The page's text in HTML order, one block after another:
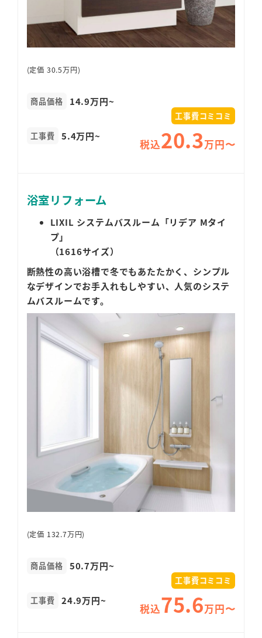
(定価 30.5万円)
商品価格 14.9万円~
工事費 5.4万円~
工事費コミコミ
税込20.3万円〜
浴室リフォーム
LIXIL システムバスルーム「リデア Mタイ
プ」
（1616サイズ）
断熱性の高い浴槽で冬でもあたたかく、シンプル
なデザインでお手入れもしやすい、人気のシステ
ムバスルームです。
(定価 132.7万円)
商品価格 50.7万円~
工事費 24.9万円~
工事費コミコミ
税込75.6万円〜